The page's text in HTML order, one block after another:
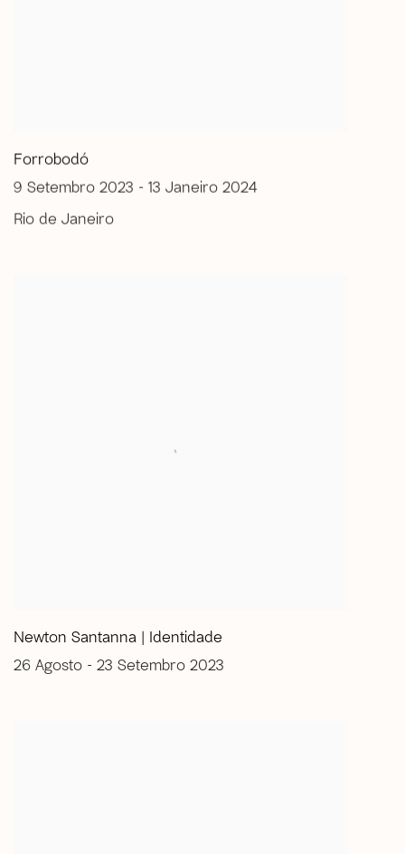
Forrobodó
9 Setembro 2023 - 13 Janeiro 2024
Rio de Janeiro
Newton Santanna | Identidade
26 Agosto - 23 Setembro 2023